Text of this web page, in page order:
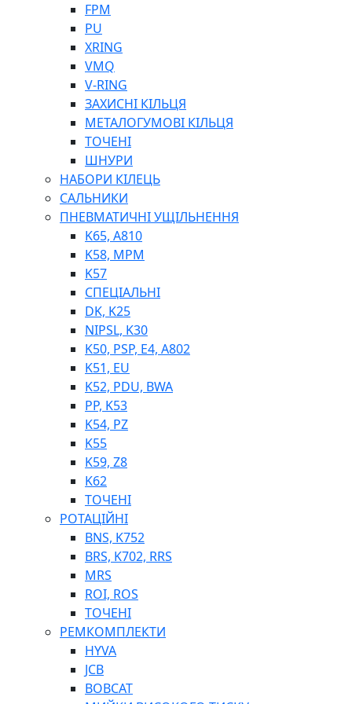
ШЛАНГИ, ТРУБКИ
ШПРИЦИ МАСТИЛЬНІ
ТОСОЛ, АНТИФРИЗ
ОЛИВА-ПАЛИВО
ПОВІТРЯ-ВОДА
ДЛЯ ЗВАРЮВАННЯ
НАПІРНО-ВСМОКТУЮЧІ
ФІЛЬТРИ ДЛЯ ПАЛЬНОГО
ПІДДОНИ ДЛЯ БОЧОК
МОДУЛЬНІ АЗС
МЕТРОЛОГІЧНЕ ОБЛАДНАННЯ
ЛІЧИЛЬНИКИ І ВИТРАТОМІРИ ДЛЯ ПАЛЬНОГО
КОТУШКИ ДЛЯ ШЛАНГІВ
НАСОСИ ДЛЯ ПАЛЬНОГО
МОБІЛЬНІ КОЛОНКИ ТА КОМПЛЕКТИ ЗАПРАВКИ
СТАЦІОНАРНІ КОЛОНКИ
ПІСТОЛЕТИ
КОМПЛЕКТУЮЧІ ДЛЯ РУКАВІВ ВИСОКОГО ТИСКУ
FPM
PU
XRING
VMQ
V-RING
ЗАХИСНІ КІЛЬЦЯ
МЕТАЛОГУМОВІ КІЛЬЦЯ
ТОЧЕНІ
ШНУРИ
НАБОРИ КІЛЕЦЬ
САЛЬНИКИ
ПНЕВМАТИЧНІ УЩІЛЬНЕННЯ
K65, A810
K58, MPM
K57
СПЕЦІАЛЬНІ
DK, K25
NIPSL, K30
K50, PSP, E4, A802
K51, EU
K52, PDU, BWA
PP, K53
K54, PZ
K55
K59, Z8
K62
ТОЧЕНІ
РОТАЦІЙНІ
BNS, K752
BRS, K702, RRS
MRS
ROI, ROS
ТОЧЕНІ
РЕМКОМПЛЕКТИ
HYVA
JCB
BOBCAT